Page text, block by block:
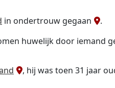
in ondertrouw gegaan
.
huwelijk door iemand
, hij was toen 31 jaar